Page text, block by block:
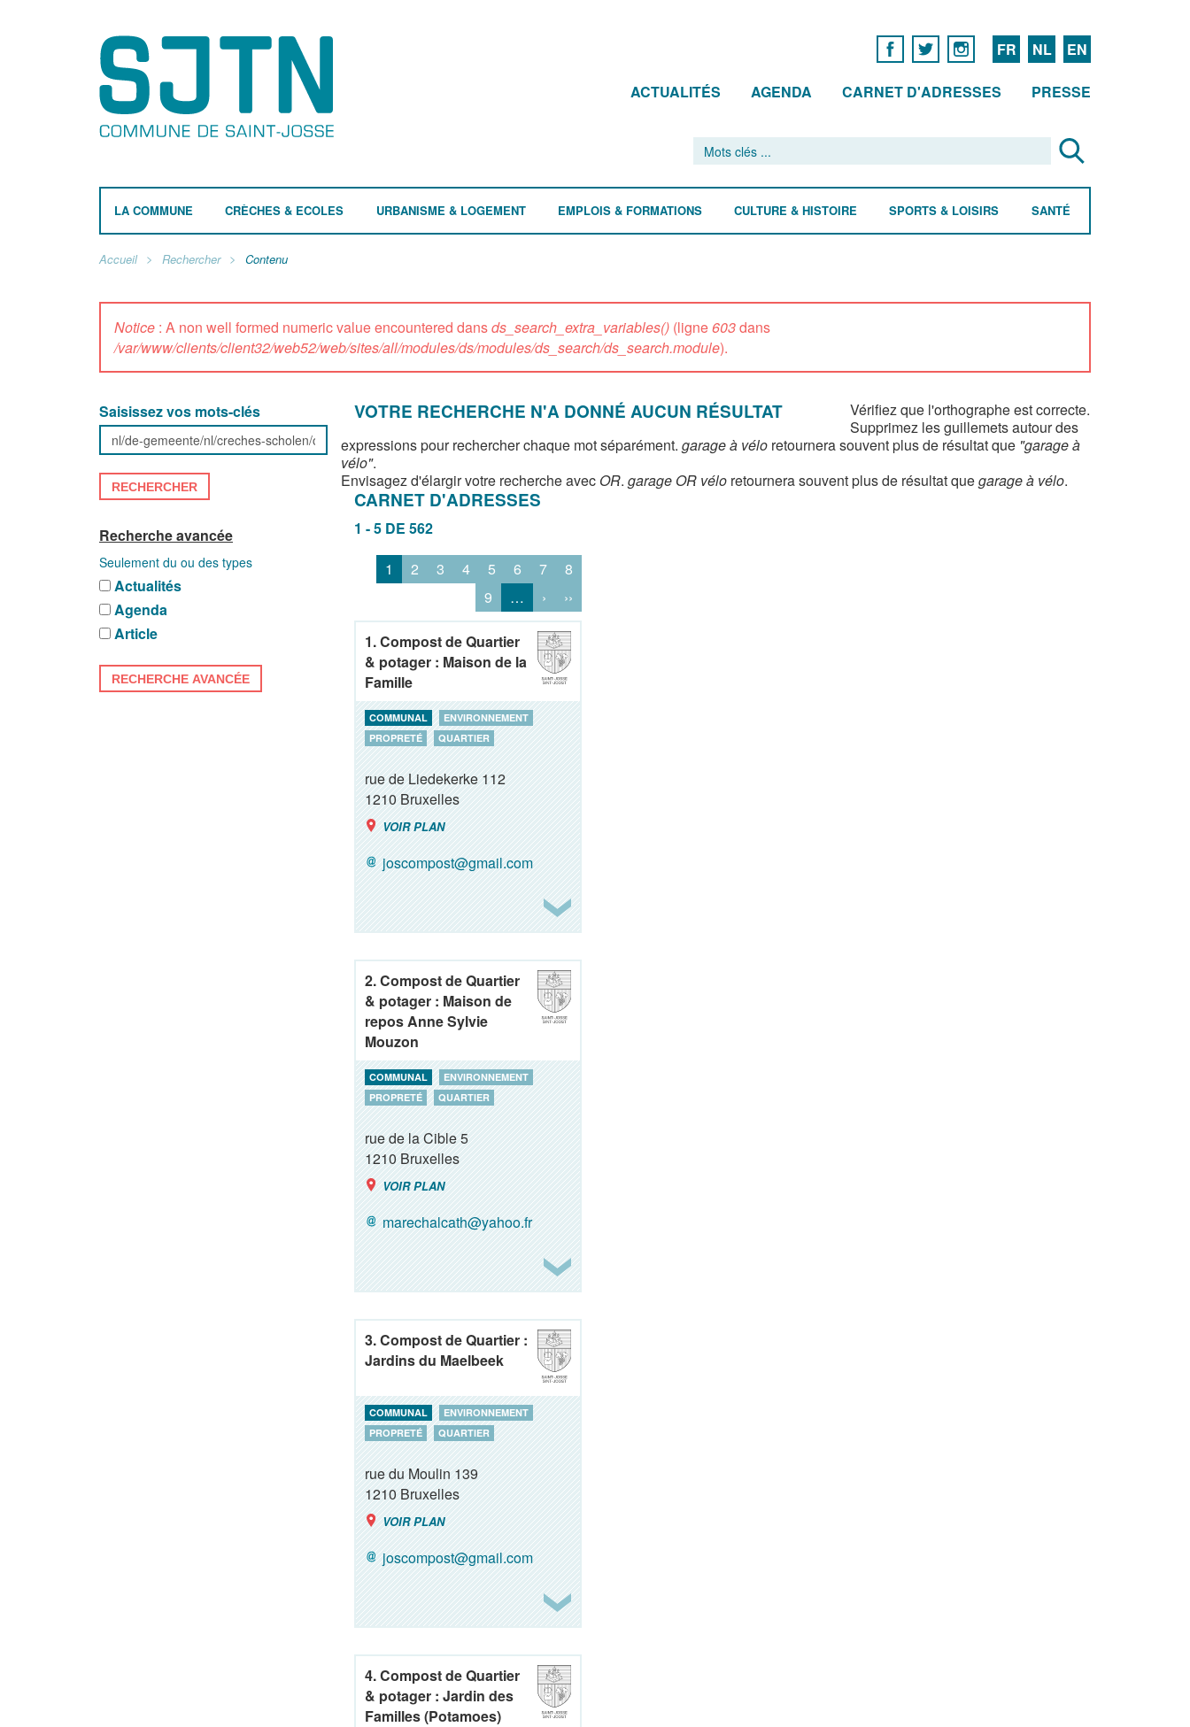
FR NL EN
ACTUALITÉS AGENDA CARNET D'ADRESSES PRESSE
LA COMMUNE CRÈCHES & ECOLES URBANISME & LOGEMENT EMPLOIS & FORMATIONS CULTURE & HISTOIRE SPORTS & LOISIRS SANTÉ
Accueil Rechercher Contenu
Notice : A non well formed numeric value encountered dansds_search_extra_variables() (ligne603dans
/var/www/clients/client32/web52/web/sites/all/modules/ds/modules/ds_search/ds_search.module).
Saisissez vos mots-clés
RECHERCHER
Recherche avancée
Seulement du ou des types
Actualités
Agenda
Article
RECHERCHE AVANCÉE
VOTRE RECHERCHE N'A DONNÉ AUCUN RÉSULTAT
Vérifiez que l'orthographe est correcte.
Supprimez les guillemets autour des
expressions pour rechercher chaque mot séparément. garage à véloretournera souvent plus de résultat que "garage à
vélo".
Envisagez d'élargir votre recherche avec OR. garage OR véloretournera souvent plus de résultat quegarage à vélo.
CARNET D'ADRESSES
1 - 5 DE 562
1
2 3 4 5 6 7
8
9
… › ››
1. Compost de Quartier
& potager : Maison de la
Famille
COMMUNAL
ENVIRONNEMENT
PROPRETÉ
QUARTIER
rue de Liedekerke 112
1210Bruxelles
VOIR PLAN
joscompost@gmail.com
2. Compost de Quartier
& potager : Maison de
repos Anne Sylvie
Mouzon
COMMUNAL
ENVIRONNEMENT
PROPRETÉ
QUARTIER
rue de la Cible 5
1210Bruxelles
VOIR PLAN
marechalcath@yahoo.fr
3. Compost de Quartier :
Jardins du Maelbeek
COMMUNAL
ENVIRONNEMENT
PROPRETÉ
QUARTIER
rue du Moulin 139
1210Bruxelles
VOIR PLAN
joscompost@gmail.com
4. Compost de Quartier
& potager : Jardin des
Familles (Potamoes)